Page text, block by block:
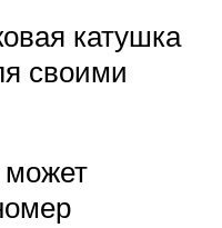
катушка
своими
может